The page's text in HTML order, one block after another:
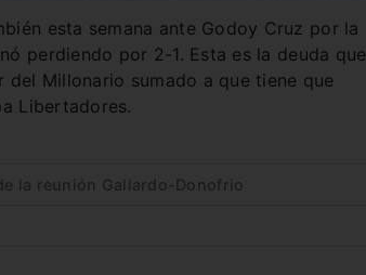
esta semana ante Godoy Cruz por la
perdiendo por 2-1. Esta es la deuda que
del Millonario sumado a que tiene que
Libertadores.
la reunión Gallardo-Donofrio